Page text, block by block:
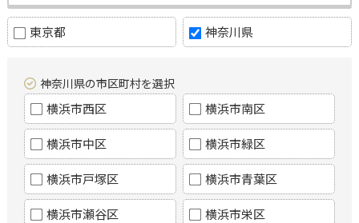
東京都 神奈川県
神奈川県の市区町村を選択
横浜市西区 横浜市南区
横浜市中区 横浜市緑区
横浜市戸塚区 横浜市青葉区
横浜市瀬谷区 横浜市栄区